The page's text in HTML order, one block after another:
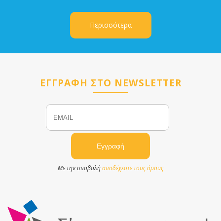
Περισσότερα
ΕΓΓΡΑΦΗ ΣΤΟ NEWSLETTER
Email
Με την υποβολήαποδέχεστε τους όρους